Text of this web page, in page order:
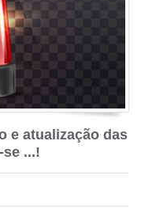
e atualização das
...!